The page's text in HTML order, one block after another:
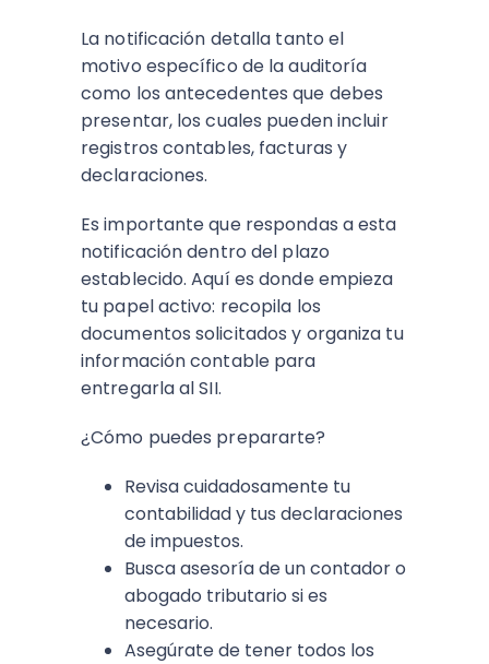
La notificación detalla tanto el
motivo específico de la auditoría
como los antecedentes que debes
presentar, los cuales pueden incluir
registros contables, facturas y
declaraciones.
Es importante que respondas a esta
notificación dentro del plazo
establecido. Aquí es donde empieza
tu papel activo: recopila los
documentos solicitados y organiza tu
información contable para
entregarla al SII.
¿Cómo puedes prepararte?
Revisa cuidadosamente tu
contabilidad y tus declaraciones
de impuestos.
Busca asesoría de un contador o
abogado tributario si es
necesario.
Asegúrate de tener todos los